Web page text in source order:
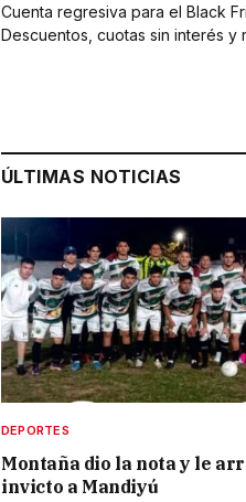
Cuenta regresiva para el Black
Descuentos, cuotas sin interés y
ÚLTIMAS NOTICIAS
DEPORTES
Montaña dio la nota y le
invicto a Mandiyú